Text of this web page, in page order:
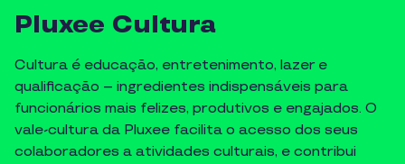
Pluxee Cultura
Cultura é educação, entretenimento, lazer e
qualificação – ingredientes indispensáveis para
funcionários mais felizes, produtivos e engajados. O
vale-cultura da Pluxee facilita o acesso dos seus
colaboradores a atividades culturais, e contribui